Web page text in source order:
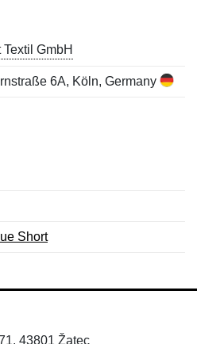
Textil GmbH
6A, Köln, Germany
Short
43801 Žatec